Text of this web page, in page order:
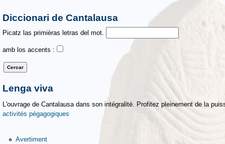
Diccionari de Cantalausa
Picatz las primièras letras del mot.
amb los accents :
Lenga viva
L'ouvrage de Cantalausa dans son intégralité. Profitez pleinement de la
activités pégagogiques
Avertiment